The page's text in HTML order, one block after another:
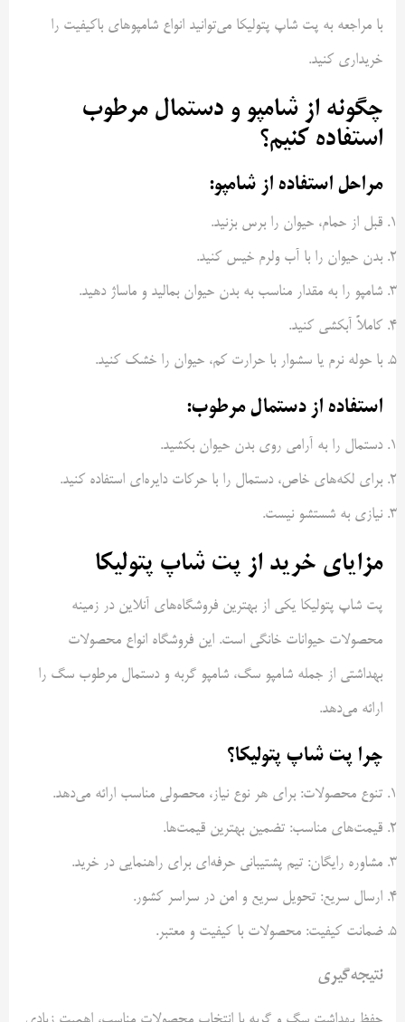
با مراجعه به پت شاپ پتولیکا می‌توانید انواع شامپوهای باکیفیت را
خریداری کنید.
چگونه از شامپو و دستمال مرطوب
استفاده کنیم؟
مراحل استفاده از شامپو:
قبل از حمام، حیوان را برس بزنید.
بدن حیوان را با آب ولرم خیس کنید.
شامپو را به مقدار مناسب به بدن حیوان بمالید و ماساژ دهید.
کاملاً آبکشی کنید.
با حوله نرم یا سشوار با حرارت کم، حیوان را خشک کنید.
استفاده از دستمال مرطوب:
دستمال را به آرامی روی بدن حیوان بکشید.
برای لکه‌های خاص، دستمال را با حرکات دایره‌ای استفاده کنید.
نیازی به شستشو نیست.
مزایای خرید از پت شاپ پتولیکا
پت شاپ پتولیکا یکی از بهترین فروشگاه‌های آنلاین در زمینه
محصولات حیوانات خانگی است. این فروشگاه انواع محصولات
بهداشتی از جمله شامپو سگ، شامپو گربه و دستمال مرطوب سگ را
ارائه می‌دهد.
چرا پت شاپ پتولیکا؟
تنوع محصولات: برای هر نوع نیاز، محصولی مناسب ارائه می‌دهد.
قیمت‌های مناسب: تضمین بهترین قیمت‌ها.
مشاوره رایگان: تیم پشتیبانی حرفه‌ای برای راهنمایی در خرید.
ارسال سریع: تحویل سریع و امن در سراسر کشور.
ضمانت کیفیت: محصولات با کیفیت و معتبر.
نتیجه‌گیری